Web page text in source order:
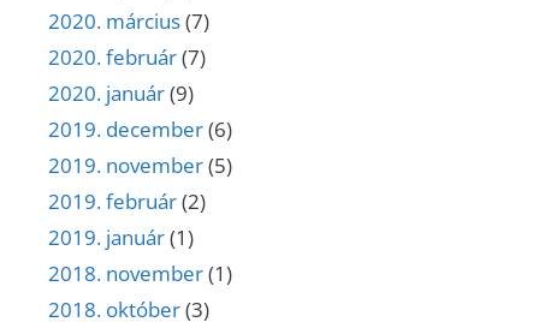
2020. március(7)
2020. február(7)
2020. január(9)
2019. december(6)
2019. november(5)
2019. február(2)
2019. január(1)
2018. november(1)
2018. október(3)